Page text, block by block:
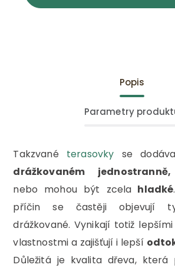
Popis
Parametry
Takzvané terasovky se
drážkovaném
nebo mohou být zcela hladké
příčin se častěji objevují
drážkované. Vynikají totiž
vlastnostmi a zajišťují i lepší
Důležitá je kvalita dřeva, která